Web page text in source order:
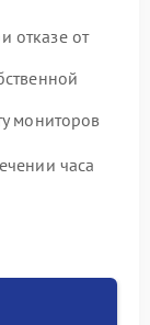
отказе от
мониторов
часа